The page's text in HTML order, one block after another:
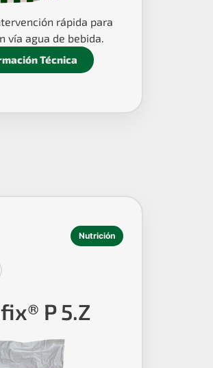
rápida para
vía agua de bebida.
Técnica
Nutrición
P 5.Z